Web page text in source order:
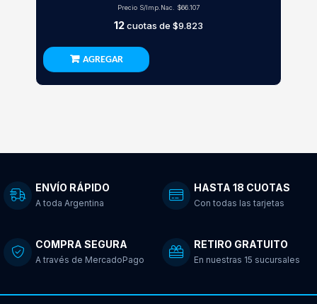
Precio S/Imp.Nac. $66.107
12cuotas de $9.823
AGREGAR
ENVÍO RÁPIDO
A toda Argentina
HASTA 18 CUOTAS
Con todas las tarjetas
COMPRA SEGURA
A través de MercadoPago
RETIRO GRATUITO
En nuestras 15 sucursales